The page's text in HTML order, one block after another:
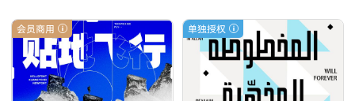
会员商用 单独授权